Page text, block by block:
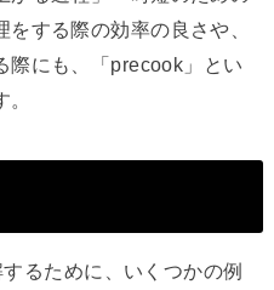
する際の効率の良さや、
際にも、「precook」とい
るために、いくつかの例